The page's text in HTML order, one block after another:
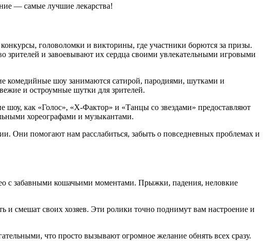
— самые лучшие лекарства!
головоломки и викторины, где участники борются за призы.
зрителей и завоевывают их сердца своими увлекательными игровыми
комедийные шоу занимаются сатирой, пародиями, шутками и
и остроумные шутки для зрителей.
шоу, как «Голос», «X-Фактор» и «Танцы со звездами» предоставляют
хореографами и музыкантами.
Они помогают нам расслабиться, забыть о повседневных проблемах и
с забавными кошачьими моментами. Прыжки, падения, неловкие
и смешат своих хозяев. Эти ролики точно поднимут вам настроение и
что просто вызывают огромное желание обнять всех сразу.